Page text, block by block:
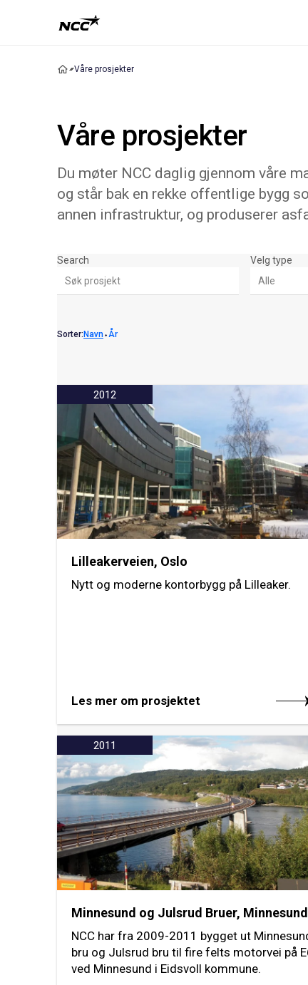
Våre prosjekter
Våre prosjekter
Du møter NCC daglig gjennom våre
og står bak en rekke offentlige bygg
annen infrastruktur, og produserer
Søk & Filter
Search Velg type
Sorter: Navn⬩År
2012
Lilleakerveien, Oslo
Nytt og moderne kontorbygg på Lilleaker.
Les mer om prosjektet
2011
Minnesund og Julsrud Bruer, Minnesund
NCC har fra 2009-2011 bygget ut
bru og Julsrud bru til fire felts motorvei på
ved Minnesund i Eidsvoll kommune.